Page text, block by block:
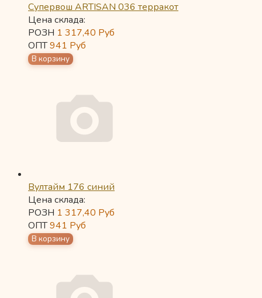
Супервош ARTISAN 036 терракот
Цена склада:
РОЗН 1 317,40 Руб
ОПТ941 Руб
Вултайм 176 синий
Цена склада:
РОЗН 1 317,40 Руб
ОПТ941 Руб